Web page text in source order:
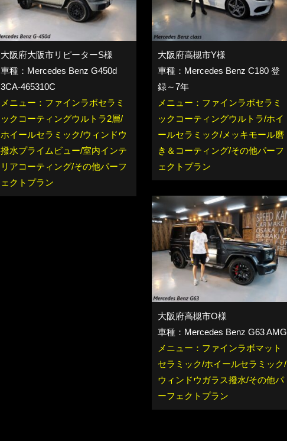
大阪府大阪市リピーターS様
車種：Mercedes Benz G450d
3CA-465310C
メニュー：ファインラボセラミ
ックコーティングウルトラ2層/
ホイールセラミック/ウィンドウ
撥水プライムビュー/室内インテ
リアコーティング/その他パーフ
ェクトプラン
大阪府高槻市Y様
車種：Mercedes Benz C180 登
録～7年
メニュー：ファインラボセラミ
ックコーティングウルトラ/ホイ
ールセラミック/メッキモール磨
き＆コーティング/その他パーフ
ェクトプラン
大阪府高槻市O様
車種：Mercedes Benz G63 AMG
メニュー：ファインラボマット
セラミック/ホイールセラミック/
ウィンドウガラス撥水/その他パ
ーフェクトプラン